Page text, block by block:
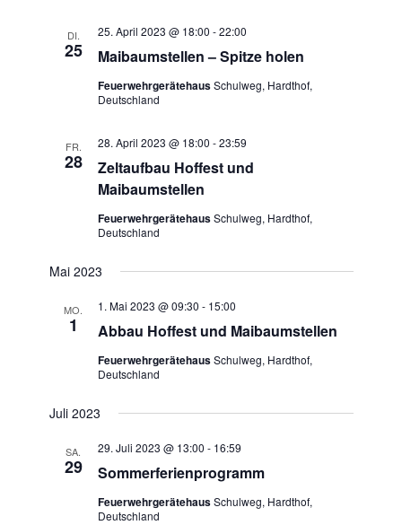
DI.
25 Maibaumstellen – Spitze holen
25. April 2023 @ 18:00 -22:00
FeuerwehrgerätehausSchulweg, Hardthof,
Deutschland
FR.
28
Zeltaufbau Hoffest und
Maibaumstellen
28. April 2023 @ 18:00 -23:59
FeuerwehrgerätehausSchulweg, Hardthof,
Deutschland
Mai 2023
MO.
1 Abbau Hoffest und Maibaumstellen
1. Mai 2023 @ 09:30 - 15:00
FeuerwehrgerätehausSchulweg, Hardthof,
Deutschland
Juli 2023
SA.
29 Sommerferienprogramm
29. Juli 2023 @ 13:00 - 16:59
FeuerwehrgerätehausSchulweg, Hardthof,
Deutschland